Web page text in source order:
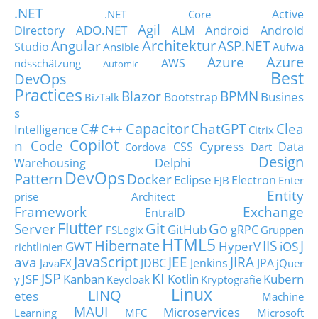
.NET .NET Core
Active
Directory
ADO.NET Agil ALM Android
Android
StudioAngularAnsible ArchitekturASP.NETAufwa
ndsschätzung
Automic AWS Azure
Azure
DevOps
Best
Practices BizTalk Blazor Bootstrap BPMN Busines
s
Intelligence C#C++ CapacitorChatGPT Citrix Clea
n Code Copilot Cordova CSS Cypress Dart Data
Warehousing
Delphi
Design
Pattern DevOps DockerEclipse EJB Electron Enter
prise Architect
Entity
Framework
EntraID
Exchange
Server Flutter FSLogix Git GitHubGo gRPC Gruppen
richtlinien GWT HibernateHTML5 HyperVIIS iOSJ
ava JavaFX JavaScript JDBC JEE Jenkins JIRA JPA jQuer
y JSF JSP Kanban Keycloak KI Kotlin Kryptografie Kubern
etes
LINQ Linux
Machine
Learning
MAUI MFC Microservices
Microsoft